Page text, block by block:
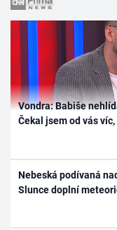
Vondra: Babiše
Čekal jsem od vás
Nebeská podívaná
Slunce doplní